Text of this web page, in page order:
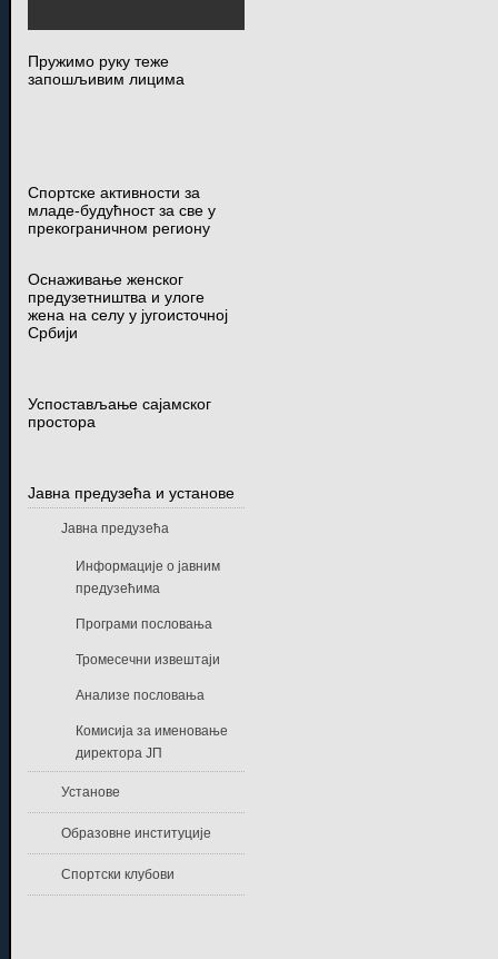
Пружимо руку теже
запошљивим лицима
Спортске активности за
младе-будућност за све у
прекограничном региону
Оснаживање женског
предузетништва и улоге
жена на селу у југоисточној
Србији
Успостављање сајамског
простора
Јавна предузећа и установе
Јавна предузећа
Информације о јавним
предузећима
Програми пословања
Тромесечни извештаји
Анализе пословања
Комисија за именовање
директора ЈП
Установе
Образовне институције
Спортски клубови